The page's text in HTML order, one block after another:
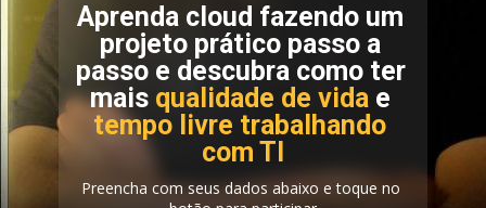
Aprenda cloud fazendo um
projeto prático passo a
passo e descubra como ter
mais qualidade de vida
tempo livre trabalhando
com TI
Preencha com seus dados abaixo e toque no